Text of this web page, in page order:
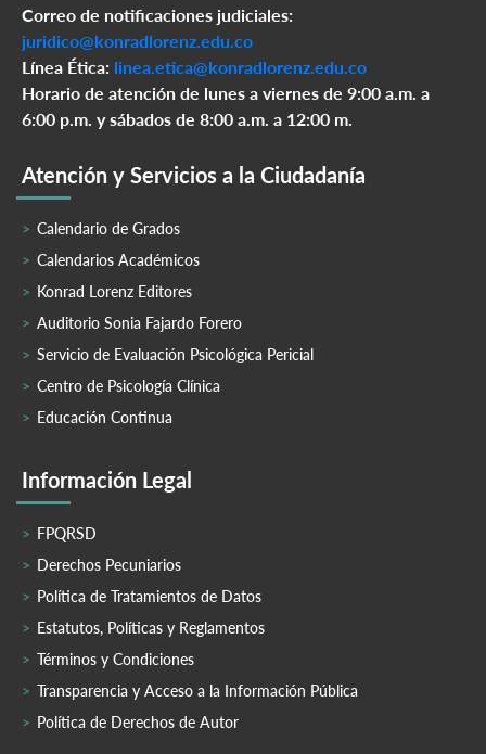
Correo de notificaciones judiciales:
juridico@konradlorenz.edu.co
Línea Ética: linea.etica@konradlorenz.edu.co
Horario de atención de lunes a viernes de 9:00 a.m. a
6:00 p.m. y sábados de 8:00 a.m. a 12:00 m.
Atención y Servicios a la Ciudadanía
Calendario de Grados
Calendarios Académicos
Konrad Lorenz Editores
Auditorio Sonia Fajardo Forero
Servicio de Evaluación Psicológica Pericial
Centro de Psicología Clínica
Educación Continua
Información Legal
FPQRSD
Derechos Pecuniarios
Política de Tratamientos de Datos
Estatutos, Políticas y Reglamentos
Términos y Condiciones
Transparencia y Acceso a la Información Pública
Política de Derechos de Autor